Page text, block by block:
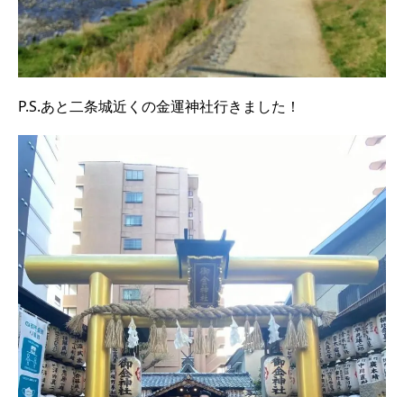
P.S.あと二条城近くの金運神社行きました！